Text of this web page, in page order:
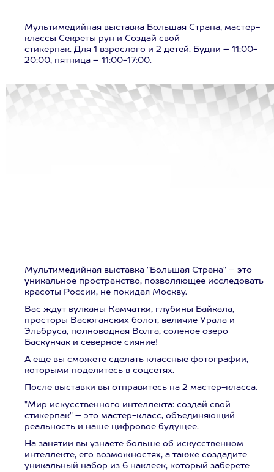
Мультимедийная выставка Большая Страна, мастер-
классы Секреты рун и Создай свой
стикерпак. Для 1 взрослого и 2 детей. Будни – 11:00-
20:00, пятница – 11:00-17:00.
Мультимедийная выставка "Большая Страна" – это
уникальное пространство, позволяющее исследовать
красоты России, не покидая Москву.
Вас ждут вулканы Камчатки, глубины Байкала,
просторы Васюганских болот, величие Урала и
Эльбруса, полноводная Волга, соленое озеро
Баскунчак и северное сияние!
А еще вы сможете сделать классные фотографии,
которыми поделитесь в соцсетях.
После выставки вы отправитесь на 2 мастер-класса.
"Мир искусственного интеллекта: создай свой
стикерпак" – это мастер-класс, объединяющий
реальность и наше цифровое будущее.
На занятии вы узнаете больше об искусственном
интеллекте, его возможностях, а также создадите
уникальный набор из 6 наклеек, который заберете